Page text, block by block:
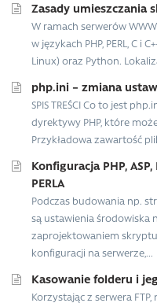
Zasady umieszczania
W ramach serwerów
w językach PHP, PERL, C i
Linux) oraz Python.
php.ini – zmiana
SPIS TREŚCI Co to jest
dyrektywy PHP, które
Przykładowa zawartość
Konfiguracja PHP,
PERLA
Podczas budowania np.
są ustawienia środowiska
zaprojektowaniem
konfiguracji na serwerze,...
Kasowanie folderu i
Korzystając z serwera